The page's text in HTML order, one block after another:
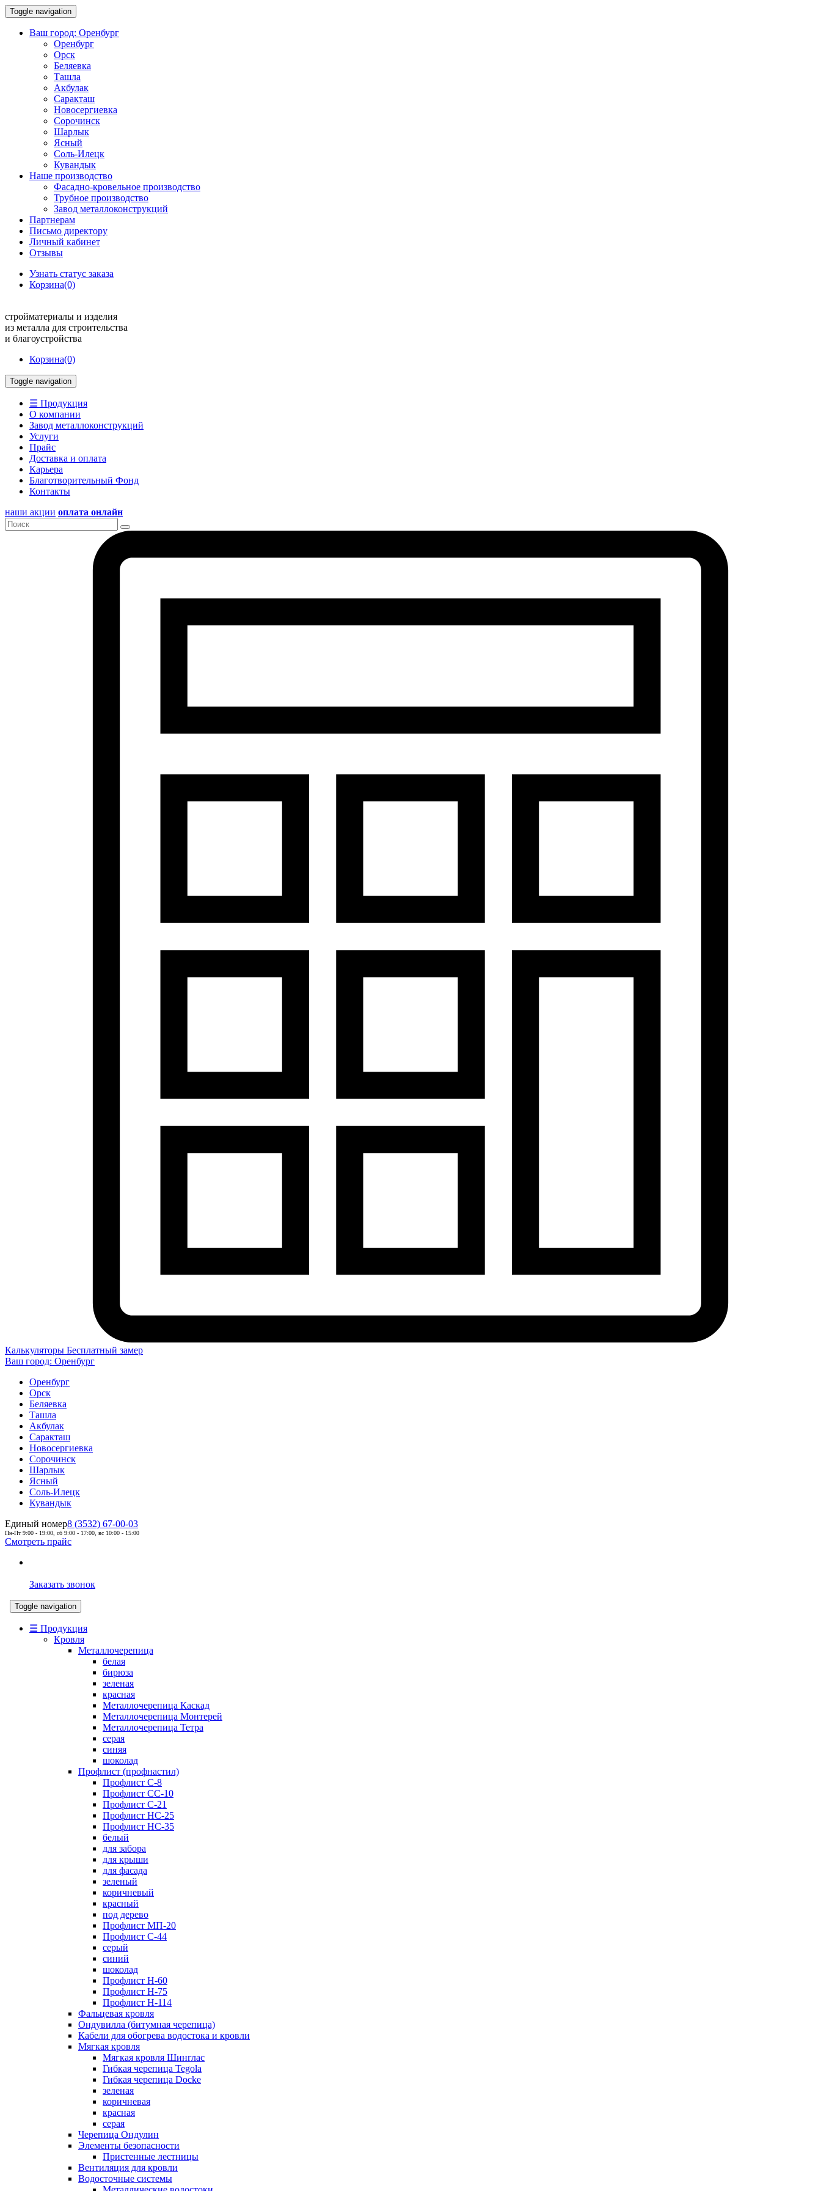
Toggle navigation
Ваш город: Оренбург
Оренбург
Орск
Беляевка
Ташла
Акбулак
Саракташ
Новосергиевка
Сорочинск
Шарлык
Ясный
Соль-Илецк
Кувандык
Наше производство
Фасадно-кровельное производство
Трубное производство
Завод металлоконструкций
Партнерам
Письмо директору
Личный кабинет
Отзывы
Узнать статус заказа
Корзина(0)
стройматериалы и изделия
из металла для строительства
и благоустройства
Корзина(0)
Toggle navigation
☰ Продукция
О компании
Завод металлоконструкций
Услуги
Прайс
Доставка и оплата
Карьера
Благотворительный Фонд
Контакты
наши акции оплата онлайн
Калькуляторы Бесплатный замер
Ваш город: Оренбург
Оренбург
Орск
Беляевка
Ташла
Акбулак
Саракташ
Новосергиевка
Сорочинск
Шарлык
Ясный
Соль-Илецк
Кувандык
Единый номер8 (3532) 67-00-03
Пн-Пт 9:00 - 19:00, сб 9:00 - 17:00, вс 10:00 - 15:00
Смотреть прайс
Заказать звонок
Toggle navigation
☰ Продукция
Кровля
Металлочерепица
белая
бирюза
зеленая
красная
Металлочерепица Каскад
Металлочерепица Монтерей
Металлочерепица Тетра
серая
синяя
шоколад
Профлист (профнастил)
Профлист С-8
Профлист СС-10
Профлист C-21
Профлист НС-25
Профлист НС-35
белый
для забора
для крыши
для фасада
зеленый
коричневый
красный
под дерево
Профлист МП-20
Профлист С-44
серый
синий
шоколад
Профлист Н-60
Профлист Н-75
Профлист H-114
Фальцевая кровля
Ондувилла (битумная черепица)
Кабели для обогрева водостока и кровли
Мягкая кровля
Мягкая кровля Шинглас
Гибкая черепица Tegola
Гибкая черепица Docke
зеленая
коричневая
красная
серая
Черепица Ондулин
Элементы безопасности
Пристенные лестницы
Вентиляция для кровли
Водосточные системы